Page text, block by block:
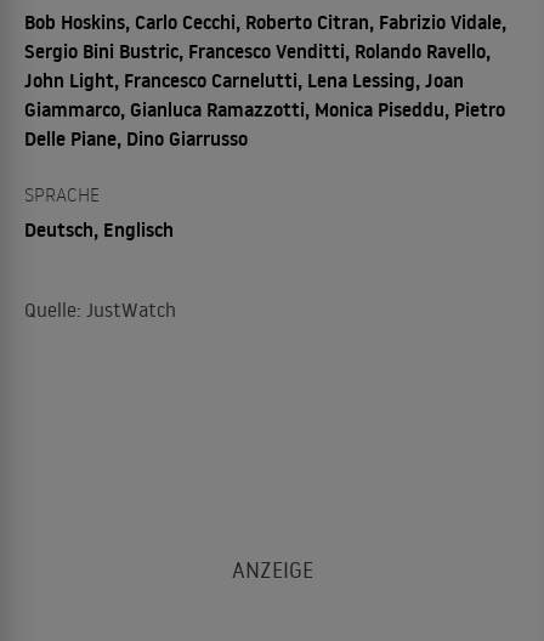
Bob Hoskins, Carlo Cecchi, Roberto Citran, Fabrizio Vidale,
Sergio Bini Bustric, Francesco Venditti, Rolando Ravello,
John Light, Francesco Carnelutti, Lena Lessing, Joan
Giammarco, Gianluca Ramazzotti, Monica Piseddu, Pietro
Delle Piane, Dino Giarrusso
SPRACHE
Deutsch, Englisch
Quelle: JustWatch